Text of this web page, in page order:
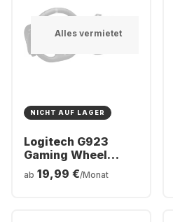
Alles vermietet
NICHT AUF LAGER
Logitech G923
Gaming Wheel
(Xbox + PC)
ab 19,99 €/Monat